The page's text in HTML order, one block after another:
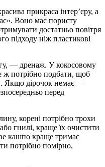
прикраса інтер’єру, а
Воно має пористу
достатньо повітря
підходу ніж пластикові
— дренаж. У кокосовому
ж потрібно подбати, щоб
Якщо дірочок немає —
перед
корені потрібно трохи
гнилі, краще їх очистити
кашпо краще тримає
потрібно помірно,